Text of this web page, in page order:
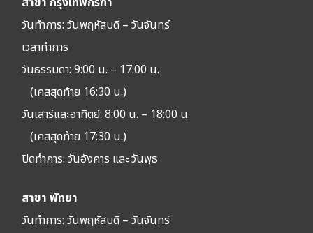
วันทำการ: วันพฤหัสบดี – วันจันทร์
เวลาทำการ
วันธรรมดา: 9:00 น. – 17:00 น.
(เคสสุดท้าย 16:30 น.)
วันเสาร์และอาทิตย์: 8:00 น. – 18:00 น.
(เคสสุดท้าย 17:30 น.)
ปิดทำการ:วันอังคาร และ วันพุธ
สาขา พัทยา
วันทำการ: วันพฤหัสบดี – วันจันทร์